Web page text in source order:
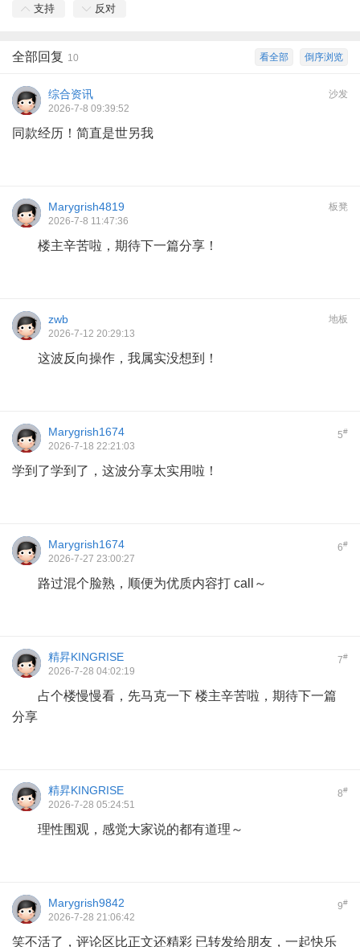
支持 反对
倒序浏览
看全部
全部回复 10
沙发
综合资讯
2026-7-8 09:39:52
同款经历！简直是世另我
板凳
Marygrish4819
2026-7-8 11:47:36
楼主辛苦啦，期待下一篇分享！
地板
zwb
2026-7-12 20:29:13
这波反向操作，我属实没想到！
5#
Marygrish1674
2026-7-18 22:21:03
学到了学到了，这波分享太实用啦！
6#
Marygrish1674
2026-7-27 23:00:27
路过混个脸熟，顺便为优质内容打 call～
7#
精昇KINGRISE
2026-7-28 04:02:19
占个楼慢慢看，先马克一下 楼主辛苦啦，期待下一篇
分享
8#
精昇KINGRISE
2026-7-28 05:24:51
理性围观，感觉大家说的都有道理～
9#
Marygrish9842
2026-7-28 21:06:42
笑不活了，评论区比正文还精彩 已转发给朋友，一起快乐